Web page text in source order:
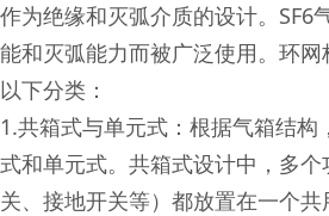
作为绝缘和灭弧介质的设计。SF6
能和灭弧能力而被广泛使用。环
以下分类：
1.共箱式与单元式：根据气箱结构
式和单元式。共箱式设计中，多
关、接地开关等）都放置在一个